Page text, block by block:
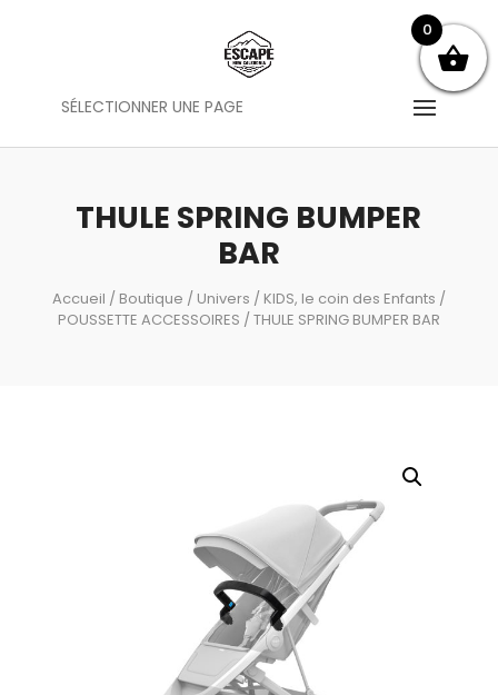
SÉLECTIONNER UNE PAGE
THULE SPRING BUMPER
BAR
Accueil / Boutique / Univers / KIDS, le coin des Enfants /
POUSSETTE ACCESSOIRES / THULE SPRING BUMPER BAR
0